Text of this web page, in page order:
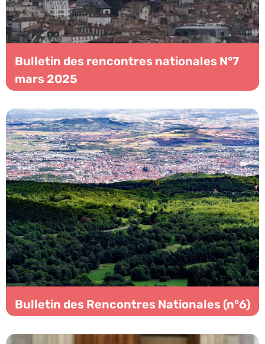
Bulletin des rencontres nationales N°7
mars 2025
Bulletin des Rencontres Nationales (n°6)